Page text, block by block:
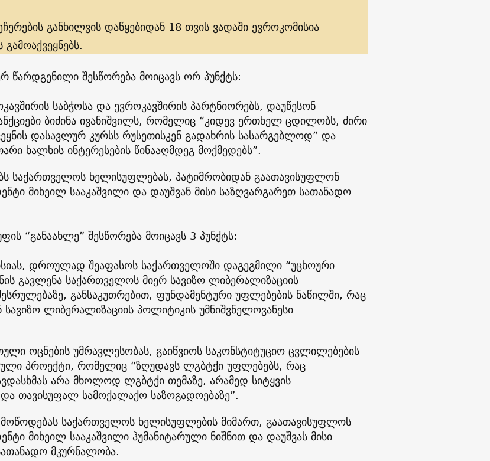
განხილვის დაწყებიდან 18 თვის ვადაში ევროკომისია
წარდგენილი შესწორება მოიცავს ორ პუნქტს:
საბჭოსა და ევროკავშირის პარტნიორებს, დაუწესონ
ბიძინა ივანიშვილს, რომელიც “კიდევ ერთხელ ცდილობს, ძირი
დასავლურ კურსს რუსეთისკენ გადახრის სასარგებლოდ” და
ხალხის ინტერესების წინააღმდეგ მოქმედებს”.
საქართველოს ხელისუფლებას, პატიმრობიდან გაათავისუფლონ
მიხეილ სააკაშვილი და დაუშვან მისი საზღვარგარეთ სათანადო
“განაახლე” შესწორება მოიცავს 3 პუნქტს:
დროულად შეაფასოს საქართველოში დაგეგმილი “უცხოური
გავლენა საქართველოს მიერ სავიზო ლიბერალიზაციის
განსაკუთრებით, ფუნდამენტური უფლებების ნაწილში, რაც
სავიზო ლიბერალიზაციის პოლიტიკის უმნიშვნელოვანესი
ოცნების უმრავლესობას, გაიწვიოს საკონსტიტუციო ცვლილებების
პროექტი, რომელიც “ზღუდავს ლგბტქი უფლებებს, რაც
არა მხოლოდ ლგბტქი თემაზე, არამედ სიტყვის
თავისუფალ სამოქალაქო საზოგადოებაზე”.
მოწოდებას საქართველოს ხელისუფლების მიმართ, გაათავისუფლოს
მიხეილ სააკაშვილი ჰუმანიტარული ნიშნით და დაუშვას მისი
მკურნალობა.